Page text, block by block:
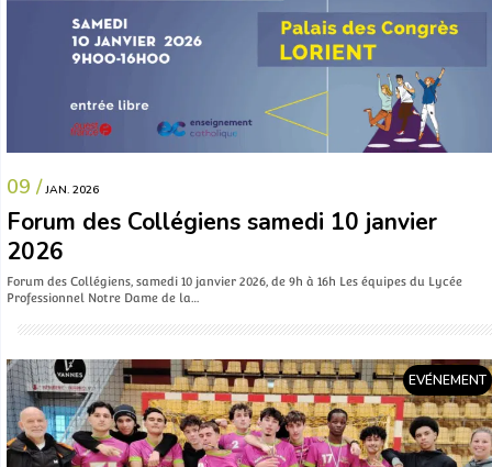
09 / JAN. 2026
Forum des Collégiens samedi 10 janvier
2026
Forum des Collégiens, samedi 10 janvier 2026, de 9h à 16h Les équipes du Lycée
Professionnel Notre Dame de la…
EVÉNEMENT